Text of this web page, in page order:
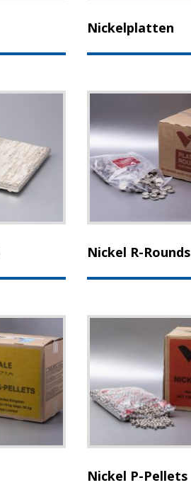
Nickelplatten
Nickel R-Rounds
Nickel P-Pellets